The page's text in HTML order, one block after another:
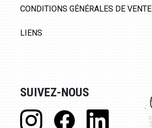
CONDITIONS GÉNÉRALES DE VENTE
LIENS
SUIVEZ-NOUS